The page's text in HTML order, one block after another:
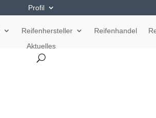
Profil
Reifenhersteller Reifenhandel
Aktuelles